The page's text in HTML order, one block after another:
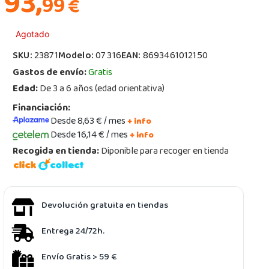
99€
Agotado
SKU:23871Modelo:07 316EAN:8693461012150
Gastos de envío:Gratis
Edad:De 3 a 6 años (edad orientativa)
Financiación:
Desde 8,63 € / mes+ info
Desde 16,14 € / mes+ info
Recogida en tienda:Diponible para recoger en tienda
Devolución gratuita en tiendas
Entrega 24/72h.
Envío Gratis > 59 €